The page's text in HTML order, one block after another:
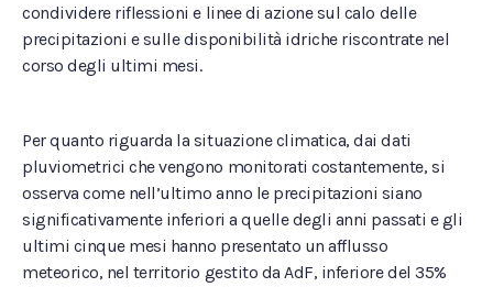
condividere riflessioni e linee di azione sul calo delle
precipitazioni e sulle disponibilità idriche riscontrate nel
corso degli ultimi mesi.
Per quanto riguarda la situazione climatica, dai dati
pluviometrici che vengono monitorati costantemente, si
osserva come nell’ultimo anno le precipitazioni siano
significativamente inferiori a quelle degli anni passati e gli
ultimi cinque mesi hanno presentato un afflusso
meteorico, nel territorio gestito da AdF, inferiore del 35%